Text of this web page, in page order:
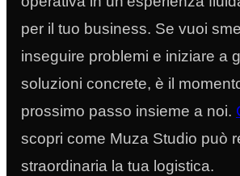
per il tuo business. Se vuoi
inseguire problemi e iniziare a
soluzioni concrete, è il
prossimo passo insieme a noi.
scopri come Muza Studio può
straordinaria la tua logistica.